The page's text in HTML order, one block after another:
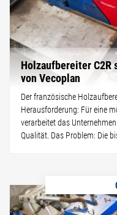
Holzaufbereiter
von Vecoplan
Der französische
Herausforderung: Für eine
verarbeitet das
Qualität. Das Problem: Die